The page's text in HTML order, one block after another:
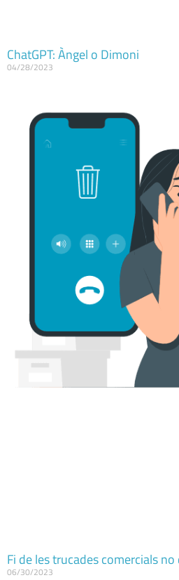
ChatGPT: Àngel o Dimoni
04/28/2023
Fi de les trucades comercials
06/30/2023